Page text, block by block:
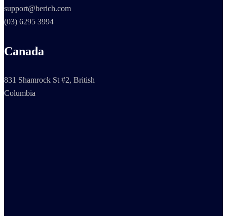
support@berich.com
(03) 6295 3994
Canada
831 Shamrock St #2, British
Columbia